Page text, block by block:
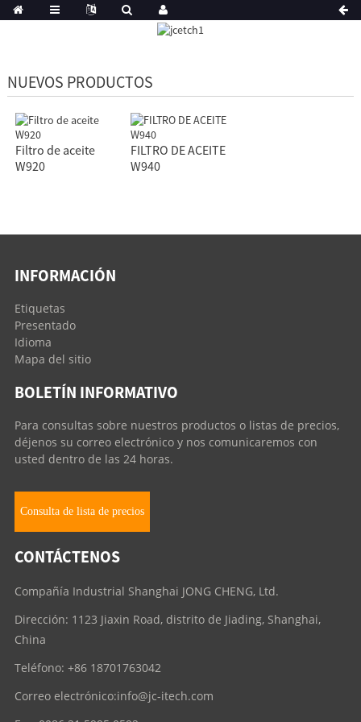
NUEVOS PRODUCTOS
Filtro de aceite
W920
FILTRO DE ACEITE
W940
INFORMACIÓN
Etiquetas
Presentado
Idioma
Mapa del sitio
BOLETÍN INFORMATIVO
Para consultas sobre nuestros productos o listas de precios,
déjenos su correo electrónico y nos comunicaremos con
usted dentro de las 24 horas.
Consulta de lista de precios
CONTÁCTENOS
Compañía Industrial Shanghai JONG CHENG, Ltd.
Dirección: 1123 Jiaxin Road, distrito de Jiading, Shanghai,
China
Teléfono: +86 18701763042
Correo electrónico:info@jc-itech.com